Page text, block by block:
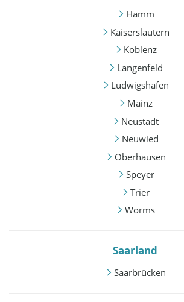
Hamm
Kaiserslautern
Koblenz
Langenfeld
Ludwigshafen
Mainz
Neustadt
Neuwied
Oberhausen
Speyer
Trier
Worms
Saarland
Saarbrücken